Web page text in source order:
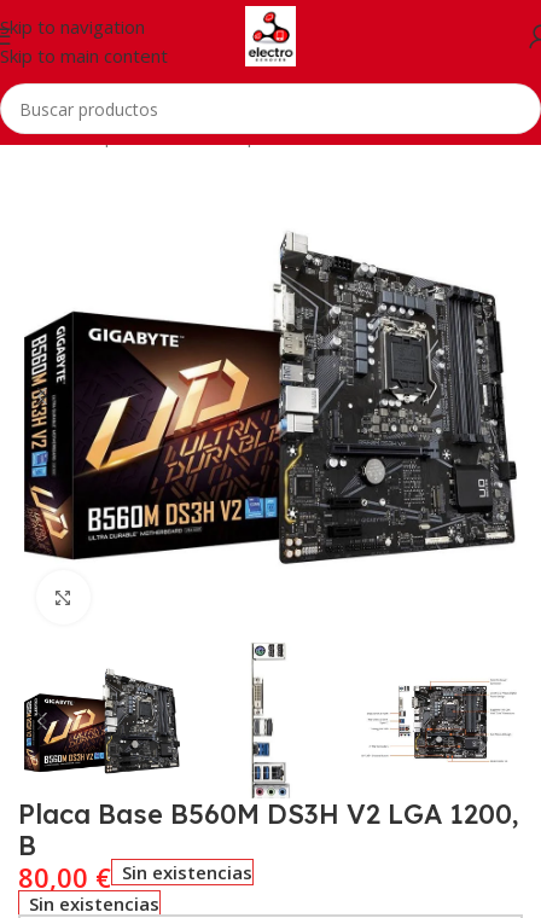
Skip to navigation
Skip to main content
Inicio/Computer & Office/Input Devices/Card Readers
Placa Base B560M DS3H V2 LGA 1200,
B
80,00 € Sin existencias
Sin existencias